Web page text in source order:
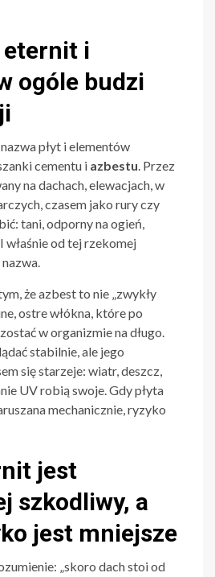
eternit i
ogóle budzi
płyt i elementów
cementu i azbestu. Przez
na dachach, elewacjach, w
czasem jako rury czy
tani, odporny na ogień,
I właśnie od tej rzekomej
że azbest to nie „zwykły
ostre włókna, które po
w organizmie na długo.
stabilnie, ale jego
się starzeje: wiatr, deszcz,
UV robią swoje. Gdy płyta
mechanicznie, ryzyko
jest
szkodliwy, a
jest mniejsze
„skoro dach stoi od